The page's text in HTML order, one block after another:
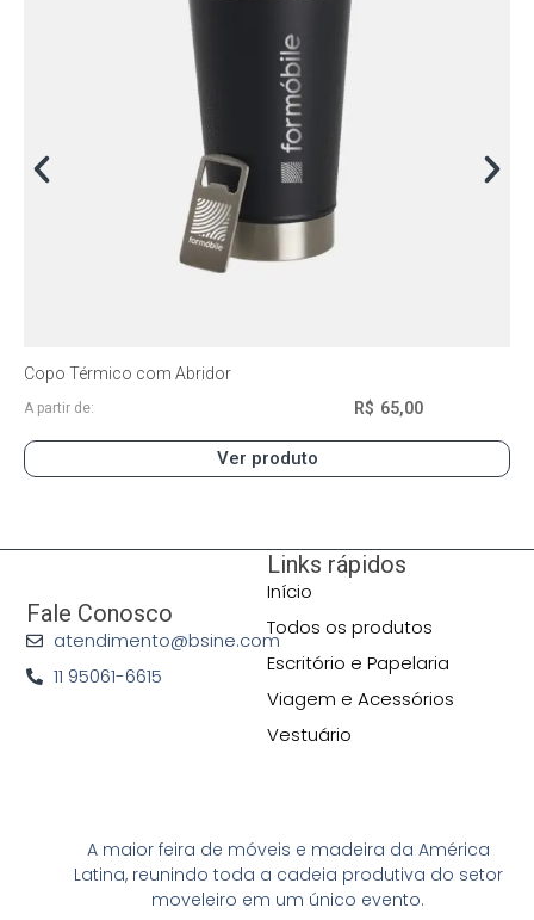
Copo Térmico com Abridor
A partir de: R$ 65,00
Ver produto
A maior feira de móveis e madeira da América
Latina, reunindo toda a cadeia produtiva do setor
moveleiro em um único evento.
Links rápidos
Início
Todos os produtos
Escritório e Papelaria
Viagem e Acessórios
Vestuário
Fale Conosco
atendimento@bsine.com
11 95061-6615